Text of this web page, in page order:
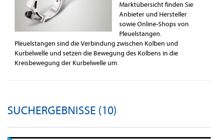
Marktübersicht finden Sie
Anbieter und Hersteller
sowie Online-Shops von
Pleuelstangen.
Pleuelstangen sind die Verbindung zwischen Kolben und
Kurbelwelle und setzen die Bewegung des Kolbens in die
Kreisbewegung der Kurbelwelle um.
SUCHERGEBNISSE (10)